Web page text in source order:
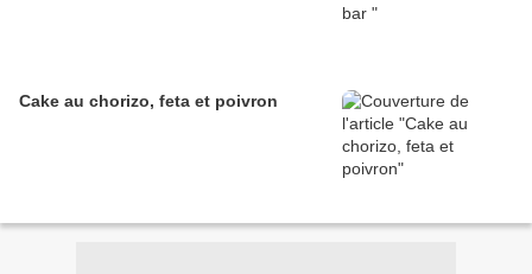
Cake au chorizo, feta et poivron